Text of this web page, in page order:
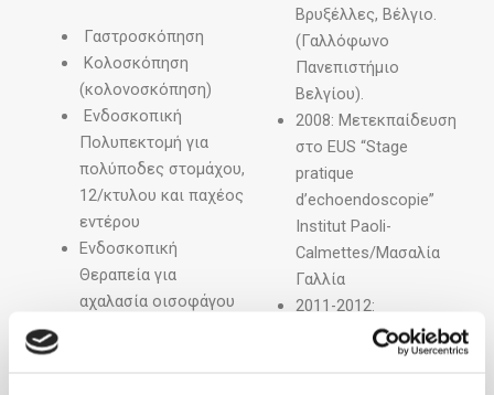
Γαστροσκόπηση
Κολοσκόπηση
(κολονοσκόπηση)
Ενδοσκοπική
Πολυπεκτομή για
πολύποδες στομάχου,
12/κτυλου και παχέος
εντέρου
Ενδοσκοπική
Θεραπεία για
αχαλασία οισοφάγου
Βρυξέλλες, Βέλγιο.
(Γαλλόφωνο
Πανεπιστήμιο
Βελγίου).
2008: Μετεκπαίδευση
στο EUS “Stage
pratique
d’echoendoscopie”
Institut Paoli-
Calmettes/Mασαλία
Γαλλία
2011-2012:
Μετεκπαίδευση στις
τεχνικές ESD & POEM